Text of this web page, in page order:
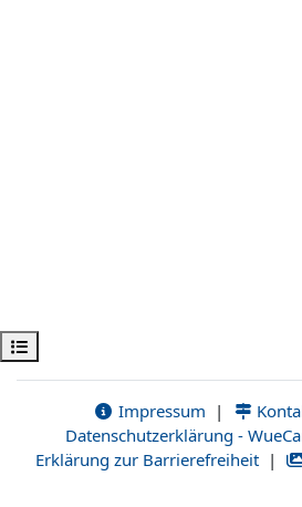
Öppna kursmenyn
Impressum |
Datenschutzerklärung -
Erklärung zur Barrierefreiheit |